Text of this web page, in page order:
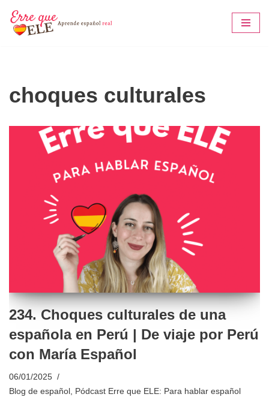
Saltar
choques culturales
234. Choques culturales de una
española en Perú | De viaje por Perú
con María Español
06/01/2025
Blog de español , Pódcast Erre que ELE: Para hablar español